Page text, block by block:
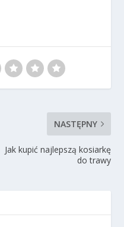
NASTĘPNY
Jak kupić najlepszą kosiarkę
do trawy